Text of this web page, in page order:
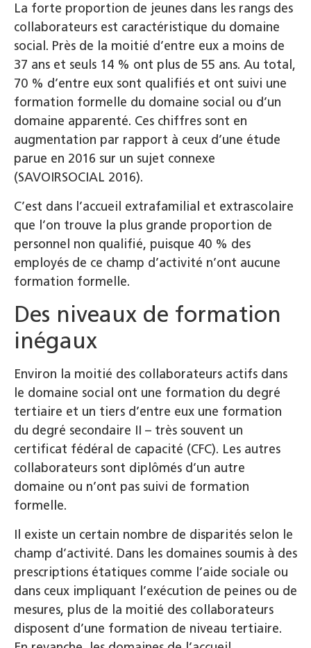
La forte proportion de jeunes dans les rangs des
collaborateurs est caractéristique du domaine
social. Près de la moitié d’entre eux a moins de
37 ans et seuls 14 % ont plus de 55 ans. Au total,
70 % d’entre eux sont qualifiés et ont suivi une
formation formelle du domaine social ou d’un
domaine apparenté. Ces chiffres sont en
augmentation par rapport à ceux d’une étude
parue en 2016 sur un sujet connexe
(SAVOIRSOCIAL 2016).
C’est dans l’accueil extrafamilial et extrascolaire
que l’on trouve la plus grande proportion de
personnel non qualifié, puisque 40 % des
employés de ce champ d’activité n’ont aucune
formation formelle.
Des niveaux de formation
inégaux
Environ la moitié des collaborateurs actifs dans
le domaine social ont une formation du degré
tertiaire et un tiers d’entre eux une formation
du degré secondaire II – très souvent un
certificat fédéral de capacité (CFC). Les autres
collaborateurs sont diplômés d’un autre
domaine ou n’ont pas suivi de formation
formelle.
Il existe un certain nombre de disparités selon le
champ d’activité. Dans les domaines soumis à des
prescriptions étatiques comme l’aide sociale ou
dans ceux impliquant l’exécution de peines ou de
mesures, plus de la moitié des collaborateurs
disposent d’une formation de niveau tertiaire.